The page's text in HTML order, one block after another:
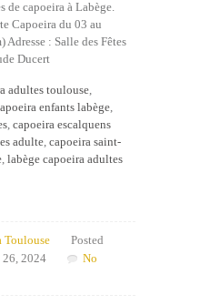
de capoeira à Labège.
Capoeira du 03 au
: Salle des Fêtes
Ducert
adultes toulouse
enfants labège
capoeira escalquens
adulte capoeira saint-
labège capoeira adultes
Toulouse
Posted
26, 2024
No